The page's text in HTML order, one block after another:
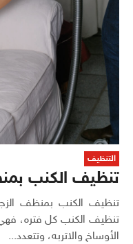
التنظيف
تنظيف الكنب
تنظيف الكنب بمنظف
تنظيف الكنب كل فتره،
الأوساخ والاتربه، وتتعدد...